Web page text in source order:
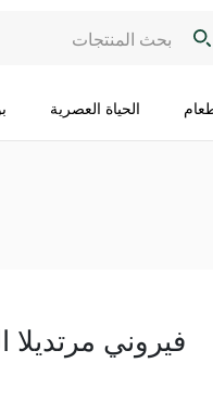
الحياة العصرية
فيروني